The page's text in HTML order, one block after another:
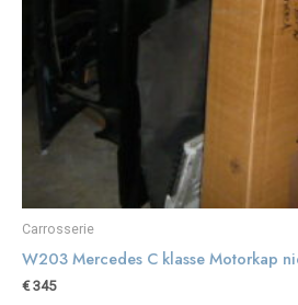
Carrosserie
W203 Mercedes C klasse Motorkap
€345